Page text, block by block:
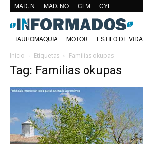
MAD. N MAD. NO CLM CYL
TAUROMAQUIA MOTOR
ESTILO DE VIDA
Inicio
Etiquetas Familias okupas
Tag: Familias okupas